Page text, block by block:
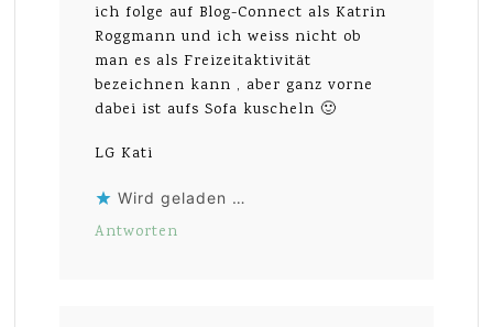
ich folge auf Blog-Connect als Katrin
Roggmann und ich weiss nicht ob
man es als Freizeitaktivität
bezeichnen kann , aber ganz vorne
dabei ist aufs Sofa kuscheln 🙂
LG Kati
Wird geladen …
Antworten